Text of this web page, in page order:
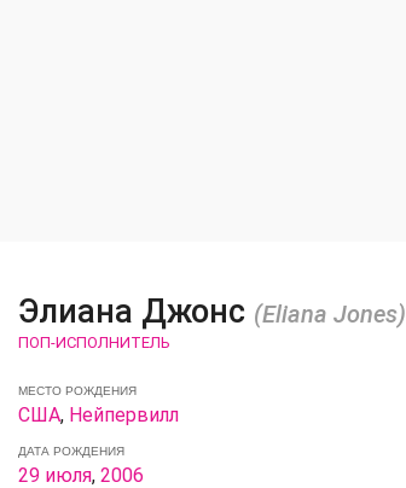
Элиана Джонс (Eliana Jones)
ПОП-ИСПОЛНИТЕЛЬ
МЕСТО РОЖДЕНИЯ
США, Нейпервилл
ДАТА РОЖДЕНИЯ
29 июля, 2006